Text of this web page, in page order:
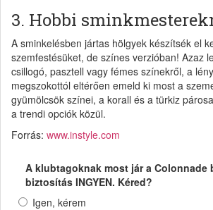
3. Hobbi
A sminkelésben jártas hölgyek készítsék el
szemfestésüket, de színes verzióban! Azaz
csillogó, pasztell vagy fémes színekről, a
megszokottól eltérően emeld ki most a
gyümölcsök színei, a korall és a türkiz
a trendi opciók közül.
Forrás: www.instyle.com
A klubtagoknak most jár a Colonnade
biztosítás INGYEN. Kéred?
Igen, kérem